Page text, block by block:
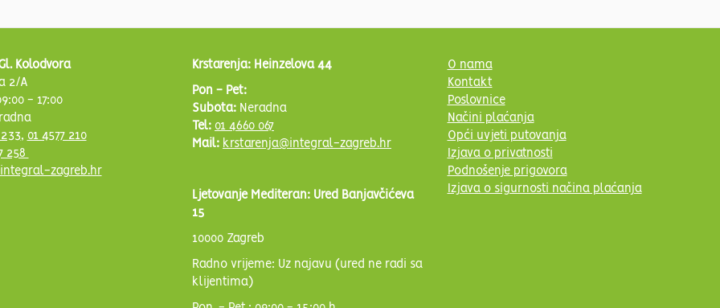
Kolodvora
2/A
- 17:00
233, 01 4577 210
258
zagreb.hr
Krstarenja: Heinzelova 44
Pon - Pet:
Subota: Neradna
Tel: 01 4660 067
Mail: krstarenja@integral-zagreb.hr
Ljetovanje Mediteran: Ured Banjavčićeva
15
10000 Zagreb
Radno vrijeme: Uz najavu (ured ne radi sa
klijentima)
O nama
Kontakt
Poslovnice
Načini plaćanja
Opći uvjeti putovanja
Izjava o privatnosti
Podnošenje prigovora
Izjava o sigurnosti načina plaćanja